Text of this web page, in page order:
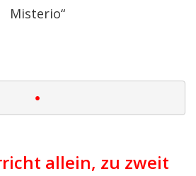
Misterio“
•
allein, zu zweit